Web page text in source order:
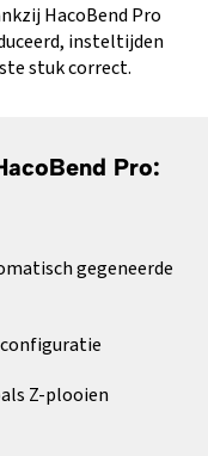
HacoBend Pro
insteltijden
stuk correct.
Pro:
gegeneerde
Z-plooien